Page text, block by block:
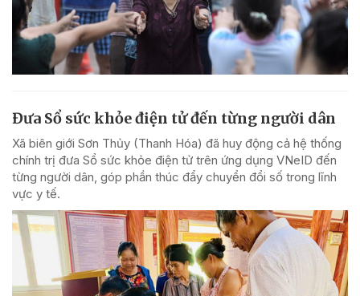
Đưa Sổ sức khỏe điện tử đến từng người dân
Xã biên giới Sơn Thủy (Thanh Hóa) đã huy động cả hệ thống
chính trị đưa Sổ sức khỏe điện tử trên ứng dụng VNeID đến
từng người dân, góp phần thúc đẩy chuyển đổi số trong lĩnh
vực y tế.